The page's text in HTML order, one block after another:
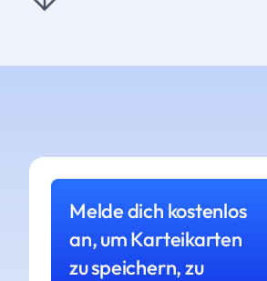
Melde dich kostenlos
an, um Karteikarten
zu speichern, zu